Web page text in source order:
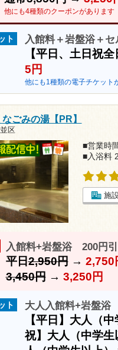
他にも4種類のクーポンがあります
ト 入館料＋岩盤浴＋
【平日、土日祝
5円
他にも1種類の電子チケット
ごみの湯【PR】
区
■営業時
■入浴料
施
入館料+岩盤浴 200円引
平日2,950円→ 2,750
3,450円→ 3,250円
ト 大人入館料+岩盤浴
【平日】大人（
祝】大人（中学